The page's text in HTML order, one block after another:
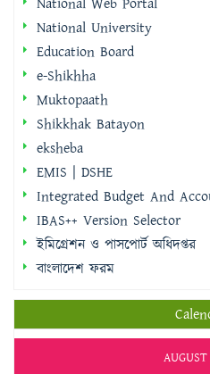
National University
Education Board
e-Shikhha
Muktopaath
Shikkhak Batayon
eksheba
EMIS | DSHE
Integrated Budget And
IBAS++ Version Selector
ইমিগ্রেশন ও পাসপোর্ট অধিদপ্তর
বাংলাদেশ ফরম